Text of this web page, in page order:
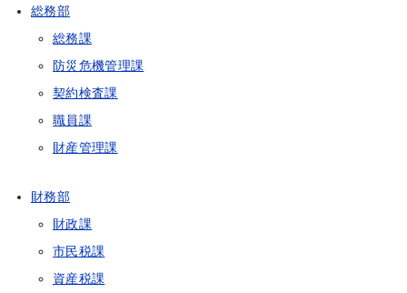
総務部
総務課
防災危機管理課
契約検査課
職員課
財産管理課
財務部
財政課
市民税課
資産税課